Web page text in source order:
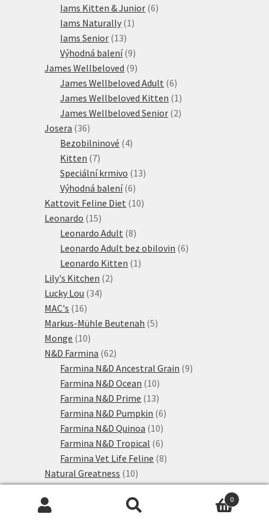
produkty
Iams Kitten & Junior 66
Iams Naturally 1 1
Iams Senior 1313
produktů
Výhodná balení 99
produktů
James Wellbeloved 99
produktů
James Wellbeloved Adult 66
produktů
James Wellbeloved Kitten 1 1
produkt
James Wellbeloved Senior 22
Josera 3636
produktů
Bezobilninové 44
Kitten 77
produktů
Speciální krmivo 1313
Výhodná balení 66
produktů
Kattovit Feline Diet 1010
Leonardo 1515
produktů
Leonardo Adult 88
produktů
Leonardo Adult bez obilovin 66
Leonardo Kitten 1 1
Lily's Kitchen 22
Lucky Lou 3434
MAC's 1616
produktů
Markus-Mühle Beutenah 55
Monge 1010
produktů
N&D Farmina 6262
produktů
Farmina N&D Ancestral Grain 99
Farmina N&D Ocean 1010
produktů
Farmina N&D Prime 1313
produktů
Farmina N&D Pumpkin 66
Farmina N&D Quinoa 1010
produktů
Farmina N&D Tropical 66
produktů
Farmina Vet Life Feline 88
Natural Greatness 1010
produktů
Natural Trainer 3030
produktů
2626
0